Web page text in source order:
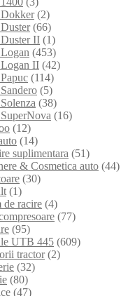
(2)
(66)
II (1)
(453)
II (42)
(114)
(5)
(38)
(16)
(12)
(14)
suplimentara (51)
& Cosmetica auto (44)
(30)
(1)
de racire (4)
(77)
(95)
UTB 445 (609)
tractor (2)
(32)
(80)
(47)